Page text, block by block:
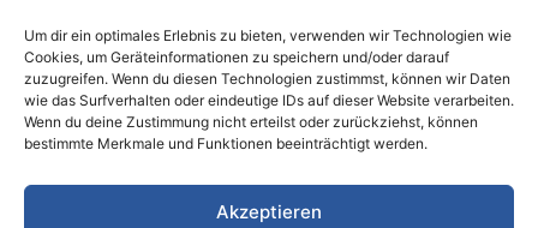
Um dir ein optimales Erlebnis zu bieten, verwenden wir Technologien wie
Cookies, um Geräteinformationen zu speichern und/oder darauf
zuzugreifen. Wenn du diesen Technologien zustimmst, können wir Daten
wie das Surfverhalten oder eindeutige IDs auf dieser Website verarbeiten.
Wenn du deine Zustimmung nicht erteilst oder zurückziehst, können
bestimmte Merkmale und Funktionen beeinträchtigt werden.
Akzeptieren
BELIEBTE KATEGORIEN
Berichte & Analysen Business
Einkauf & Beschaffung
Gesundheit & Vorsorge